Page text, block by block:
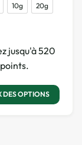
10g 20g
jusqu'à 520
points.
DES OPTIONS